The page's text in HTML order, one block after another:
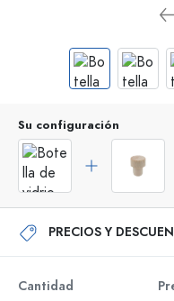
Su configuración
PRECIOS Y
Cantidad